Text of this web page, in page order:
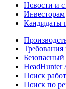
Новости и
Инвесторам
Кандидаты
Безопасный
HeadHunter
Поиск
Поиск по